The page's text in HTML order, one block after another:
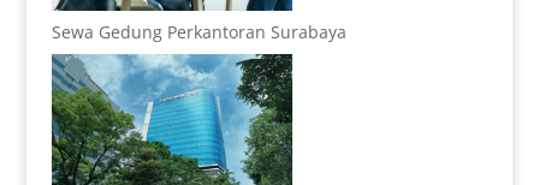
Sewa Gedung Perkantoran Surabaya